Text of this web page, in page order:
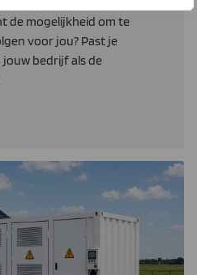
de mogelijkheid om te
voor jou? Past je
bedrijf als de